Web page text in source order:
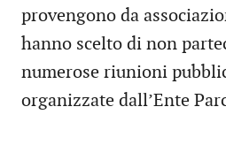
provengono da
hanno scelto di non
numerose riunioni
organizzate dall’Ente